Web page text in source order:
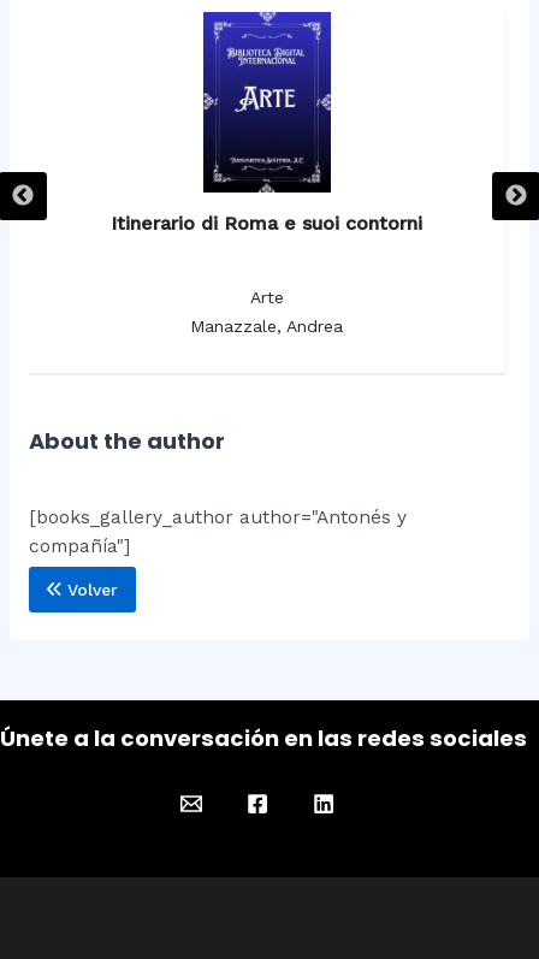
Itinerario di Roma e suoi contorni
Arte
Manazzale, Andrea
About the author
[books_gallery_author author="Antonés y
compañía"]
Volver
Únete a la conversación en las redes sociales